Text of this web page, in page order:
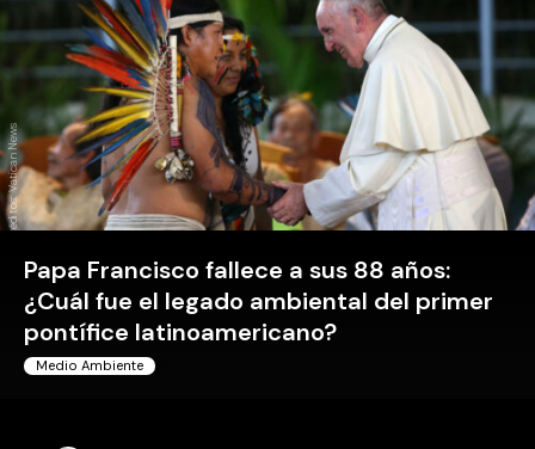
Créditos: Vatican News
Papa Francisco fallece a sus 88 años:
¿Cuál fue el legado ambiental del primer
pontífice latinoamericano?
Medio Ambiente